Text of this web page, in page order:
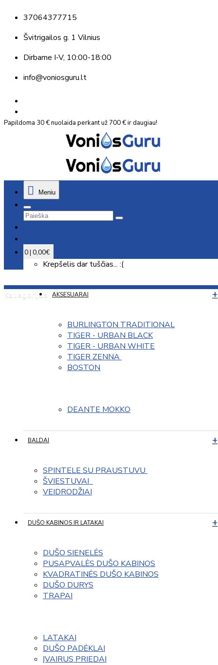
37064377715
Švitrigailos g. 1 Vilnius
Dirbame I-V, 10:00-18:00
info@voniosguru.lt
Papildoma 30 € nuolaida perkant už 700 € ir daugiau!
Meniu
0 | 0,00€
Krepšelis dar tuščias... :(
Kategorijos AKSESUARAI
BURLINGTON TRADITIONAL
TIGER - URBAN BLACK
TIGER - URBAN WHITE
TIGER ZENNA
BOSTON
DEANTE MOKKO
BALDAI
SPINTELE SU PRAUSTUVU
ŠVIESTUVAI
VEIDRODŽIAI
DUŠO KABINOS IR LATAKAI
DUŠO SIENELĖS
PUSAPVALĖS DUŠO KABINOS
KVADRATINĖS DUŠO KABINOS
DUŠO DURYS
TRAPAI
LATAKAI
DUŠO PADĖKLAI
ĮVAIRUS PRIEDAI